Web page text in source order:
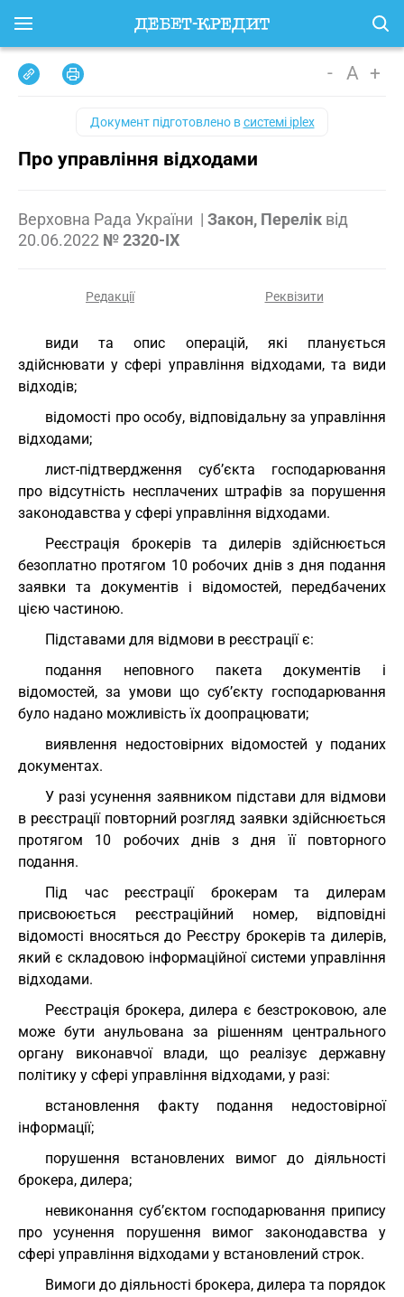
- A +
Документ підготовлено всистемі iplex
Про управління відходами
Верховна Рада України | Закон, Перелік від
20.06.2022 № 2320-IX
Редакції Реквізити
види та опис операцій, які планується
здійснювати у сфері управління відходами, та види
відходів;
відомості про особу, відповідальну за управління
відходами;
лист-підтвердження суб’єкта господарювання
про відсутність несплачених штрафів за порушення
законодавства у сфері управління відходами.
Реєстрація брокерів та дилерів здійснюється
безоплатно протягом 10 робочих днів з дня подання
заявки та документів і відомостей, передбачених
цією частиною.
Підставами для відмови в реєстрації є:
подання неповного пакета документів і
відомостей, за умови що суб’єкту господарювання
було надано можливість їх доопрацювати;
виявлення недостовірних відомостей у поданих
документах.
У разі усунення заявником підстави для відмови
в реєстрації повторний розгляд заявки здійснюється
протягом 10 робочих днів з дня її повторного
подання.
Під час реєстрації брокерам та дилерам
присвоюється реєстраційний номер, відповідні
відомості вносяться до Реєстру брокерів та дилерів,
який є складовою інформаційної системи управління
відходами.
Реєстрація брокера, дилера є безстроковою, але
може бути анульована за рішенням центрального
органу виконавчої влади, що реалізує державну
політику у сфері управління відходами, у разі:
встановлення факту подання недостовірної
інформації;
порушення встановлених вимог до діяльності
брокера, дилера;
невиконання суб’єктом господарювання припису
про усунення порушення вимог законодавства у
сфері управління відходами у встановлений строк.
Вимоги до діяльності брокера, дилера та порядок